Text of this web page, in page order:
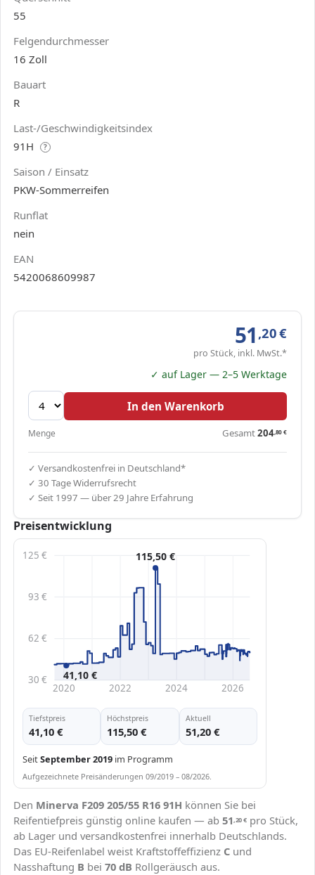
55
Felgendurchmesser
16 Zoll
Bauart
R
Last-/Geschwindigkeitsindex
91H
?
Saison / Einsatz
PKW-Sommerreifen
Runflat
nein
EAN
5420068609987
51,20€
pro Stück, inkl. MwSt.*
✓ auf Lager — 2–5 Werktage
In den Warenkorb
Menge Gesamt204,80€
✓ Versandkostenfrei in Deutschland*
✓ 30 Tage Widerrufsrecht
✓ Seit 1997 — über 29 Jahre Erfahrung
Preisentwicklung
30 €
62 €
93 €
125 €
2020 2022 2024 2026
115,50 €
41,10 €
Tiefstpreis
41,10 €
Höchstpreis
115,50 €
Aktuell
51,20 €
SeitSeptember 2019 im Programm
Aufgezeichnete Preisänderungen 09/2019 – 08/2026.
Den Minerva F209 205/55 R16 91H können Sie bei
Reifentiefpreis günstig online kaufen — ab 51,20€ pro Stück,
ab Lager und versandkostenfrei innerhalb Deutschlands.
Das EU-Reifenlabel weist Kraftstoffeffizienz C und
Nasshaftung B bei 70 dB Rollgeräusch aus.